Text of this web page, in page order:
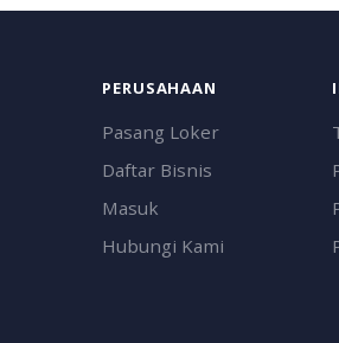
PERUSAHAAN
Pasang Loker
Daftar Bisnis
Masuk
Hubungi Kami